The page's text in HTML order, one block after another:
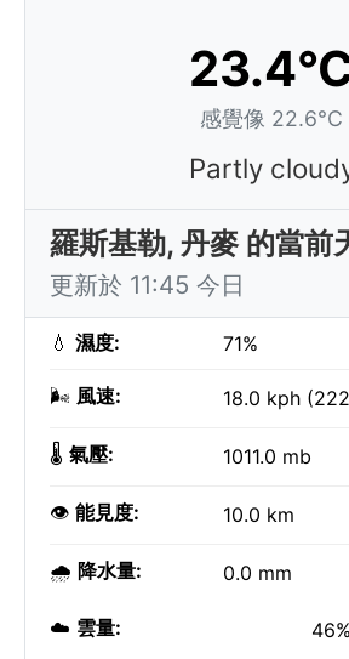
感覺像 22.6°C
Partly
羅斯基勒, 丹麥 的當前
更新於 11:45 今日
💧 濕度: 71%
🌬️ 風速: 18.0 kph
🌡️ 氣壓: 1011.0 mb
👁️ 能見度: 10.0 km
🌧️ 降水量: 0.0 mm
☁️ 雲量: 46%